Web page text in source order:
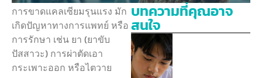
การขาดแคลเซียมรุนแรง มัก
เกิดปัญหาทางการแพทย์ หรือ
การรักษา เช่น ยา (ยาขับ
ปัสสาวะ) การผ่าตัดเอา
กระเพาะออก หรือไตวาย
บทความที่คุณอาจ
สนใจ